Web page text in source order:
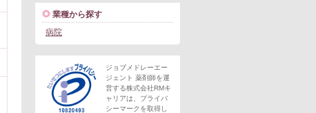
業種から探す
病院
ジョブメドレーエー
ジェント 薬剤師を運
営する株式会社RMキ
ャリアは、プライバ
シーマークを取得し